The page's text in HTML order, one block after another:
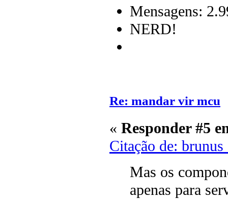
Mensagens:
NERD!
Re: mandar vir mcu
« Responder #5
Citação de:
Mas os
apenas para